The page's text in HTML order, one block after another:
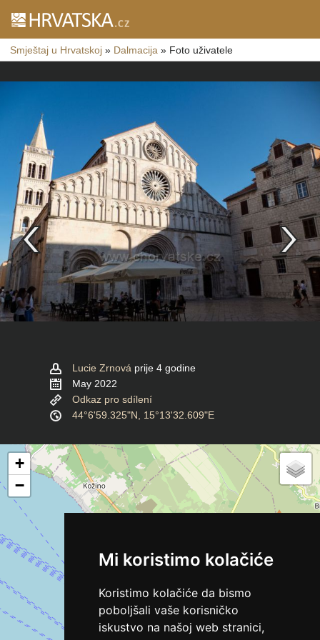
Mi koristimo kolačiće
Koristimo kolačiće da bismo
poboljšali vaše korisničko
iskustvo na našoj web stranici,
Smještaj u Hrvatskoj » Dalmacija » Foto uživatele
Lucie Zrnová prije 4 godine
May 2022
Odkaz pro sdílení
44°6'59.325"N, 15°13'32.609"E
+
−